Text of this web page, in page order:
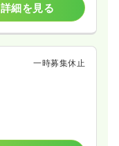
詳細を見る
一時募集休止